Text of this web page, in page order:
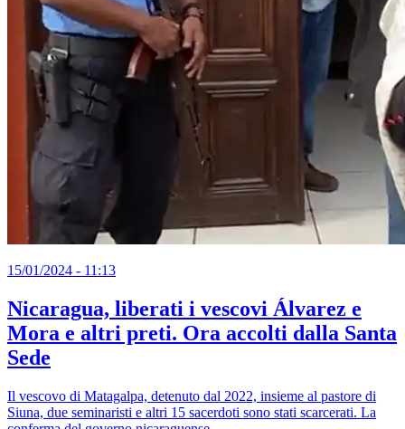
15/01/2024 - 11:13
Nicaragua, liberati i vescovi Álvarez e
Mora e altri preti. Ora accolti dalla Santa
Sede
Il vescovo di Matagalpa, detenuto dal 2022, insieme al pastore di
Siuna, due seminaristi e altri 15 sacerdoti sono stati scarcerati. La